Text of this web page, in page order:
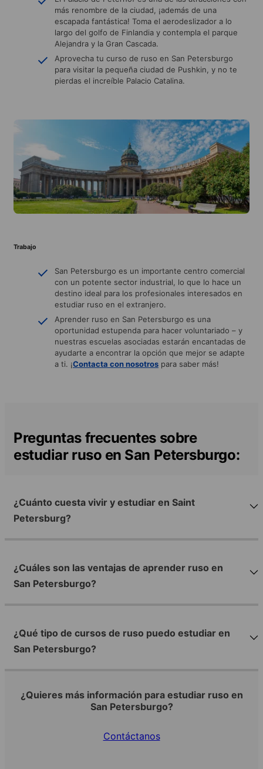
más renombre de la ciudad, ¡además de una
escapada fantástica! Toma el aerodeslizador a lo
largo del golfo de Finlandia y contempla el parque
Alejandra y la Gran Cascada.
Aprovecha tu curso de ruso en San Petersburgo
para visitar la pequeña ciudad de Pushkin, y no te
pierdas el increíble Palacio Catalina.
Trabajo
San Petersburgo es un importante centro comercial
con un potente sector industrial, lo que lo hace un
destino ideal para los profesionales interesados en
estudiar ruso en el extranjero.
Aprender ruso en San Petersburgo es una
oportunidad estupenda para hacer voluntariado – y
nuestras escuelas asociadas estarán encantadas de
ayudarte a encontrar la opción que mejor se adapte
a ti. ¡Contacta con nosotros para saber más!
Preguntas frecuentes sobre
estudiar ruso en San Petersburgo:
¿Cuánto cuesta vivir y estudiar en Saint
Petersburg?
¿Cuáles son las ventajas de aprender ruso en
San Petersburgo?
¿Qué tipo de cursos de ruso puedo estudiar en
San Petersburgo?
¿Quieres más información para estudiar ruso en
San Petersburgo?
Contáctanos